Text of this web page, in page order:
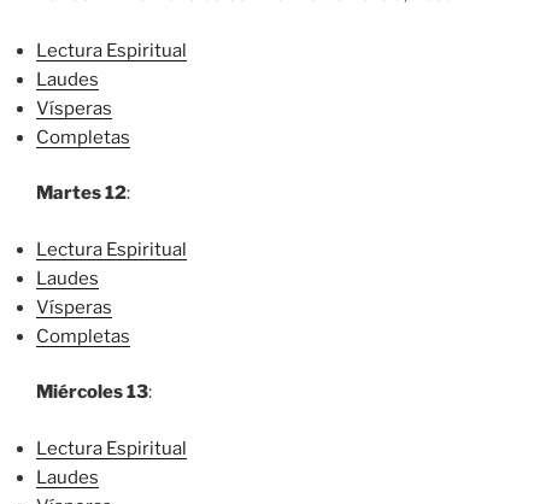
Lectura Espiritual
Laudes
Vísperas
Completas
Martes 12:
Lectura Espiritual
Laudes
Vísperas
Completas
Miércoles 13:
Lectura Espiritual
Laudes